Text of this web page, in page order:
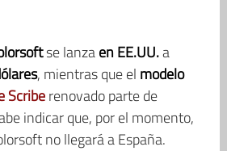
se lanzaen EE.UU.a
, mientras que el modelo
Scriberenovado parte de
indicar que, por el momento,
no llegará a España.